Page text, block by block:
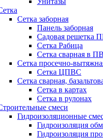
Сетка заборная
Панель заборная
Садовая решетка
Сетка Рабица
Сетка сварная в
Сетка просечно-
Сетка ЦПВС
Сетка сварная,
Сетка в картах
Сетка в рулонах
смеси
Гидроизоляционные
Гидроизоляция
Гидроизоляция